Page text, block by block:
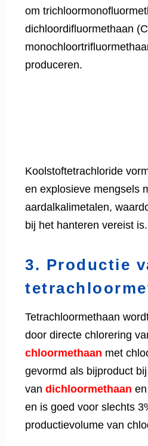
om
dichloordifluormethaan
produceren.
Koolstoftetrachloride
en explosieve mengsels
aardalkalimetalen,
bij het hanteren vereist is.
3. Productie
Tetrachloormethaan
door directe chlorering
chloormethaan met
gevormd als bijproduct
van dichloormethaan en
en is goed voor slechts
productievolume van